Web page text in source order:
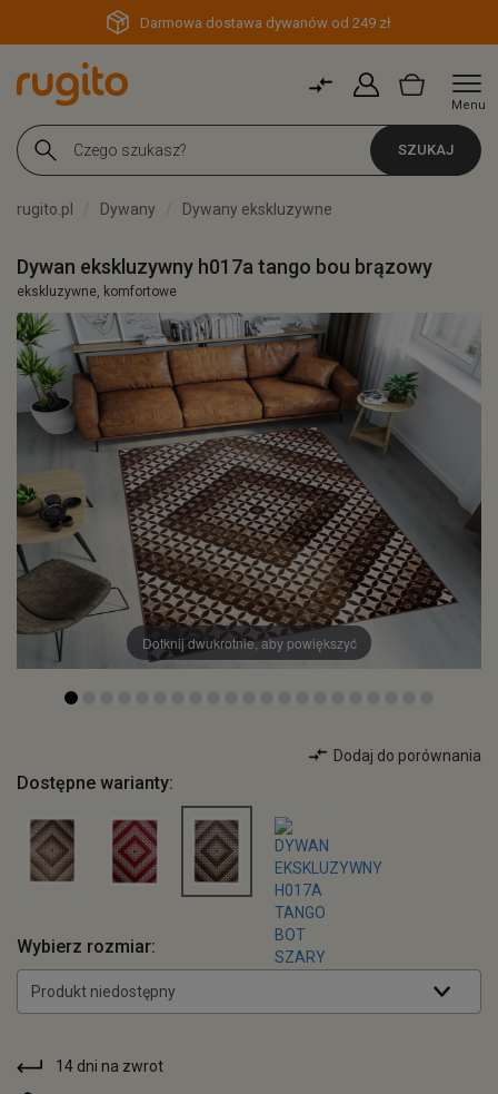
Darmowa dostawa dywanów od 249 zł
Menu
SZUKAJ
rugito.pl Dywany Dywany ekskluzywne
Dywan ekskluzywny h017a tango bou brązowy
ekskluzywne, komfortowe
Dotknij dwukrotnie, aby powiększyć
Dodaj do porównania
Dostępne warianty:
Wybierz rozmiar:
Produkt niedostępny
14 dni na zwrot